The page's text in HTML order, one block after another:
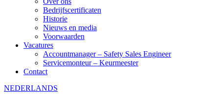
Bedrijfscertificaten
Historie
Nieuws en media
Voorwaarden
Vacatures
Accountmanager – Safety Sales Engineer
Servicemonteur – Keurmeester
Contact
NEDERLANDS